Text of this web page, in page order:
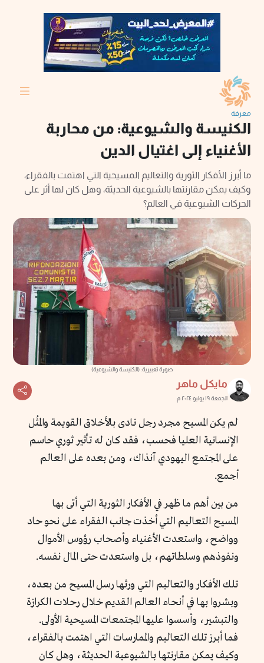
معرفة
الكنيسة والشيوعية: من محاربة
الأغنياء إلى اغتيال الدين
ما أبرز الأفكار الثورية والتعاليم المسيحية التي اهتمت بالفقراء،
وكيف يمكن مقارنتها بالشيوعية الحديثة، وهل كان لها أثر على
الحركات الشيوعية في العالم؟
صورة تعبيرية: (الكنيسة والشيوعية)
مايكل ماهر
الجمعة ١٩ يوليو ٢٠٢٤ م
لم يكن المسيح مجرد رجل نادى بالأخلاق القويمة والمُثل
الإنسانية العليا فحسب، فقد كان له تأثير ثوري حاسم
على المجتمع اليهودي آنذاك، ومن بعده على العالم
أجمع.
من بين أهم ما ظهر في الأفكار الثورية التي أتى بها
المسيح التعاليم التي أخذت جانب الفقراء على نحو حاد
وواضح، واستعدت الأغنياء وأصحاب رؤوس الأموال
ونفوذهم وسلطاتهم، بل واستعدت حتى المال نفسه.
تلك الأفكار والتعاليم التي ورثها رسل المسيح من بعده،
وبشروا بها في أنحاء العالم القديم خلال رحلات الكرازة
والتبشير، وأسسوا عليها المجتمعات المسيحية الأولى.
فما أبرز تلك التعاليم والممارسات التي اهتمت بالفقراء،
وكيف يمكن مقارنتها بالشيوعية الحديثة، وهل كان